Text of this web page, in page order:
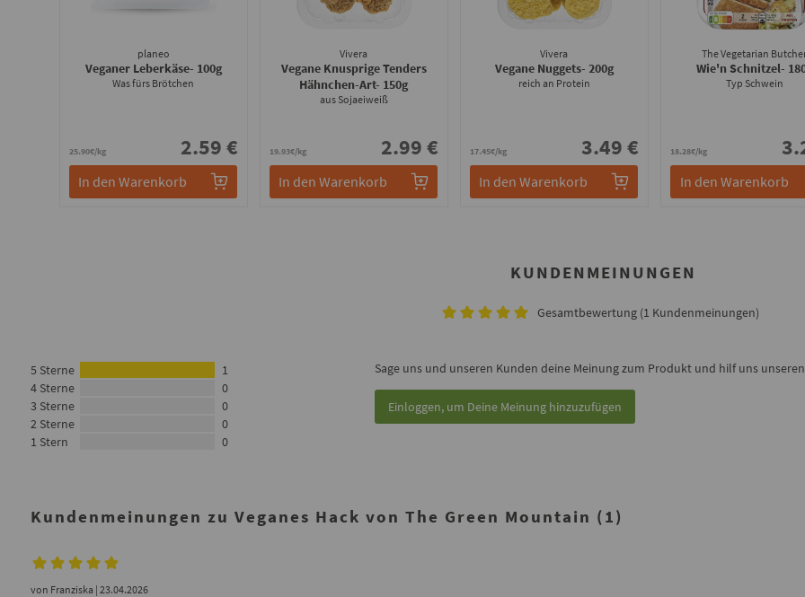
planeo
Veganer Leberkäse- 100g
Was fürs Brötchen
25.90€/kg 2.59 €
In den Warenkorb
Vivera
Vegane Knusprige Tenders
Hähnchen-Art- 150g
aus Sojaeiweiß
19.93€/kg 2.99 €
In den Warenkorb
Vivera
Vegane Nuggets- 200g
reich an Protein
17.45€/kg 3.49 €
In den Warenkorb
The Vegetarian
Wie'n Schnitzel-
Typ Schwein
18.28€/kg
In den Warenkorb
KUNDENMEINUNGEN
Gesamtbewertung (1 Kundenmeinungen)
5 Sterne
1
4 Sterne
0
3 Sterne
0
2 Sterne
0
1 Stern
0
Sage uns und unseren Kunden deine Meinung zum Produkt und hilf uns
Einloggen, um Deine Meinung hinzuzufügen
Kundenmeinungen zu Veganes Hack von The Green Mountain (1)
von Franziska | 23.04.2026